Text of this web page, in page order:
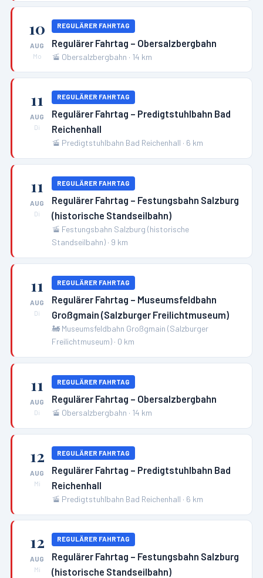
10
AUG
Mo
REGULÄRER FAHRTAG
Regulärer Fahrtag – Obersalzbergbahn
🚡 Obersalzbergbahn · 14 km
11
AUG
Di
REGULÄRER FAHRTAG
Regulärer Fahrtag – Predigtstuhlbahn Bad
Reichenhall
🚡 Predigtstuhlbahn Bad Reichenhall · 6 km
11
AUG
Di
REGULÄRER FAHRTAG
Regulärer Fahrtag – Festungsbahn Salzburg
(historische Standseilbahn)
🚡 Festungsbahn Salzburg (historische
Standseilbahn) · 9 km
11
AUG
Di
REGULÄRER FAHRTAG
Regulärer Fahrtag – Museumsfeldbahn
Großgmain (Salzburger Freilichtmuseum)
🚂 Museumsfeldbahn Großgmain (Salzburger
Freilichtmuseum) · 0 km
11
AUG
Di
REGULÄRER FAHRTAG
Regulärer Fahrtag – Obersalzbergbahn
🚡 Obersalzbergbahn · 14 km
12
AUG
Mi
REGULÄRER FAHRTAG
Regulärer Fahrtag – Predigtstuhlbahn Bad
Reichenhall
🚡 Predigtstuhlbahn Bad Reichenhall · 6 km
12
AUG
Mi
REGULÄRER FAHRTAG
Regulärer Fahrtag – Festungsbahn Salzburg
(historische Standseilbahn)